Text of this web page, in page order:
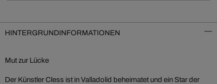
HINTERGRUNDINFORMATIONEN
Mut zur Lücke
Der Künstler Cless ist in Valladolid beheimatet und ein Star der